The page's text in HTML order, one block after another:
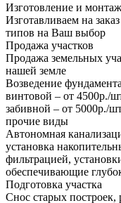
Изготовление и
Изготавливаем на
типов на Ваш выбор
Продажа участков
Продажа земельных
нашей земле
Возведение фундамента
винтовой – от 4500р./
забивной – от 5000р./
прочие виды
Автономная
установка
фильтрацией,
обеспечивающие
Подготовка участка
Снос старых построек,